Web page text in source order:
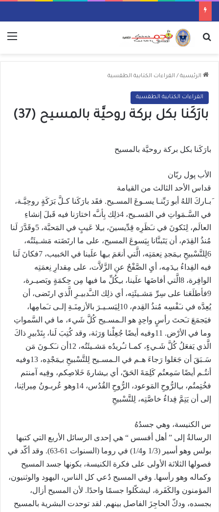
بحث عن
الرئيسية / القراءات الكتابية الطقسية
القراءات الكتابية الطقسية
بارَكَنا بكل بركة روحيَّة بالمسيح (37)
بارَكَنا بكل بركة روحيَّة بالمسيح
الأب پول ربّان
قداس الأحد الثالث من القيامة
َبـاركَ اللهُ أبو رَبِّنـا يسـوعَ المسـيح. فقَد بارَكَنا كـلَّ بَرَكَةٍ روحِيَّـة،
في السَّـمَواتِ في المَسـيح، 4ذلِك بِأنـَّه اختارَنا فيه قَبلَ إنشاءِ
العالَم، لِنَكونَ في نـَظَرِه قِدِّيسينَ، بـِلا عَيبٍ في المَحبَّة، 5وقَدَّرَ لَنا
مُنذُ القِدَم، أن يَتَبنَّانا بِيَسوعَ المسيح، على ما ارتَضَته مَشـيئَتُه،
6لِلتَّسْبيحِ بـِمَجدِ نِعمَتِه، الَّتي أنعَمَ بـِها علَينا في الحَبيب، 7فكانَ لَنا
فيه الفِداءُ بـِدَمِه، أيِ الصَّفْحُ عنِ الزَّلاَّت، على مِقدارِ نِعمَتِه
الوافِرة، 8الَّتي أفاضَها علَينا، بـِكُلِّ ما فيها مِن حِكمَةٍ وبَصيـرة،
9فأطلَعَنا على سِرِّ مَشـيئَتِه، أي ذلِك التـَّدبيـرِ الَّذي ارتَضى، أن
يُعِدَّه في نـَفْسِه مُنذُ القِدم، 10لِيَسـيـرَ بالأزمِنَـةِ إلـى تـَمامِها،
فيَجمَعَ تـَحتَ رأسٍ واحِدٍ هو الـمسـيح كُلَّ شَيء، ما في السَّمواتِ
وما في الأرْض. 11وفيه أيضًا جُعِلْنا وَرَثة، وقد كُتِبَ لَنا، بِتَدْبيرِ ذاكَ
الَّذي يَفعَلُ كُلَّ شَـيءٍ، كمـا تـُريدُه مَشـيئَتُه، 12أن نـَكـونَ مَن
سَـبَقَ أن جَعَلوا رَجاءَ هـم في الـمسـيح لِلتَّسْبيحِ بـِمَجْدِه، 13وفيه
أنتُـم أيضًا سَمِعتُم كَلِمَةَ الحَقّ، أي بـِشارةَ خَلاصِكم، وفِيه آمنتم
فخُتِمتُم، بـِالرُّوحِ المَوعود، الرُّوحِ القُدُس، 14وهو عُربـونُ مِيراثِنا،
إلى أن يَتِمَّ فِداءُ خاصَّتِه، لِلتَّسْبيحِ
س الكنيسة، وهي جسدُهُ
الرسالةُ إلى ” أهل أفسس “ هي إحدى الرسائل الأربع التي كتبها
بولس وهو أسير (1/3 و1/4) في روما (السنوات 61-63). وقد أكّد في
فصولها الثلاثة الأولى على فكرة الكنيسة، بكونها جسد المسيح
وكماله وهو رأسها. وفي المسيح دُعي كل الناس، اليهود والوثنيون،
المؤمنون والكَفَرة، ليشكّلوا جسمًا واحدًا. لأن المسيح أزال،
بجسده، ودكّ الحاجِزَ الفاصل بينهم. لقد توحدت البشرية بالمسيح